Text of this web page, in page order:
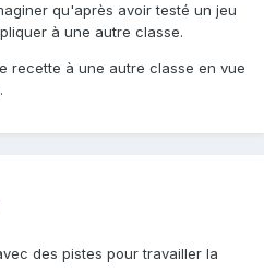
qu'après avoir testé un jeu
à une autre classe.
recette à une autre classe en vue
des pistes pour travailler la